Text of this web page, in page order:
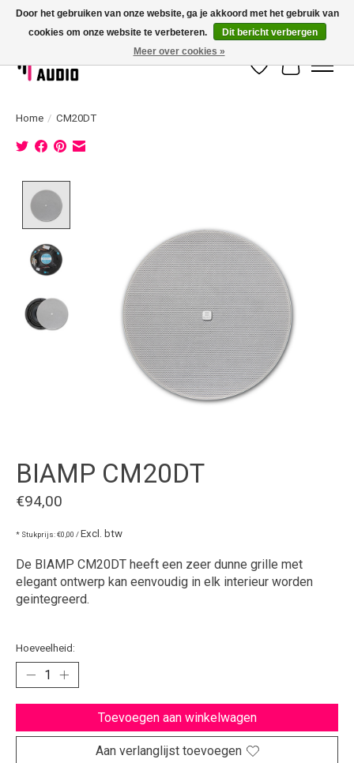
Dé specialist in 100 volt geluidsinstallatie met eigen installatieservice!
Verlanglijst
Home / CM20DT
BIAMP CM20DT
€94,00
* Stukprijs: €0,00 /Excl. btw
De BIAMP CM20DT heeft een zeer dunne grille met
elegant ontwerp kan eenvoudig in elk interieur worden
geintegreerd.
Hoeveelheid:
Toevoegen aan winkelwagen
Aan verlanglijst toevoegen
Door het gebruiken van onze website, ga je akkoord met het gebruik van
cookies om onze website te verbeteren.
Dit bericht verbergen
Meer over cookies »